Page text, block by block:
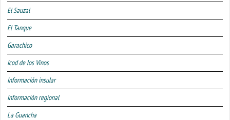
El Sauzal
El Tanque
Garachico
Icod de los Vinos
Información insular
Información regional
La Guancha